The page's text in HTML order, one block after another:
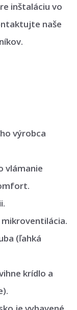
inštaláciu vo
naše
výrobca
vlámanie
(ľahká
krídlo a